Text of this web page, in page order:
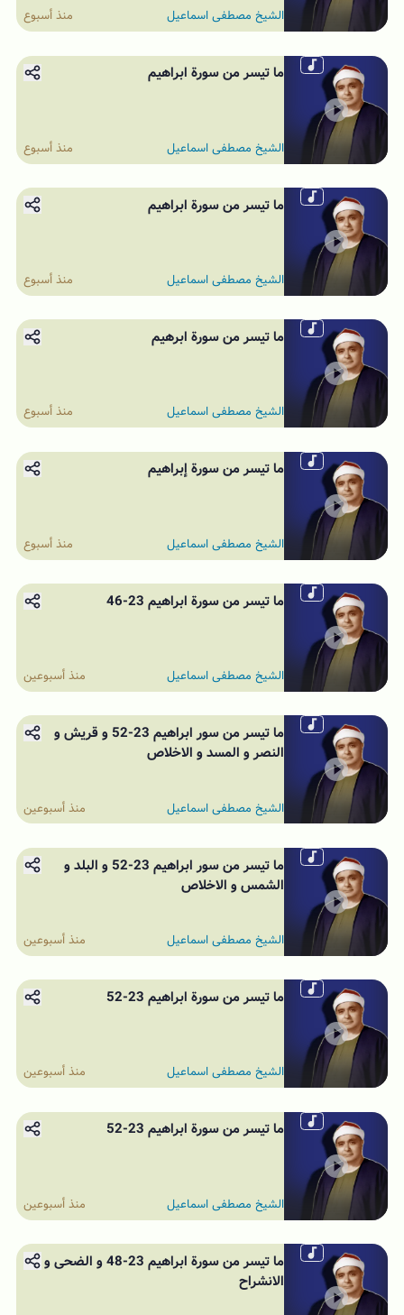
الشيخ مصطفى اسماعيل منذ أسبوع
ما تيسر من سورة ابراهيم
الشيخ مصطفى اسماعيل منذ أسبوع
ما تيسر من سورة ابراهيم
الشيخ مصطفى اسماعيل منذ أسبوع
ما تيسر من سورة ابرهيم
الشيخ مصطفى اسماعيل منذ أسبوع
ما تيسر من سورة إبراهيم
الشيخ مصطفى اسماعيل منذ أسبوع
ما تيسر من سورة ابراهيم 23-46
الشيخ مصطفى اسماعيل منذ أسبوعين
ما تيسر من سور ابراهيم 23-52 و قريش و
النصر و المسد و الاخلاص
الشيخ مصطفى اسماعيل منذ أسبوعين
ما تيسر من سور ابراهيم 23-52 و البلد و
الشمس و الاخلاص
الشيخ مصطفى اسماعيل منذ أسبوعين
ما تيسر من سورة ابراهيم 23-52
الشيخ مصطفى اسماعيل منذ أسبوعين
ما تيسر من سورة ابراهيم 23-52
الشيخ مصطفى اسماعيل منذ أسبوعين
ما تيسر من سورة ابراهيم 23-48 و الضحى و
الانشراح